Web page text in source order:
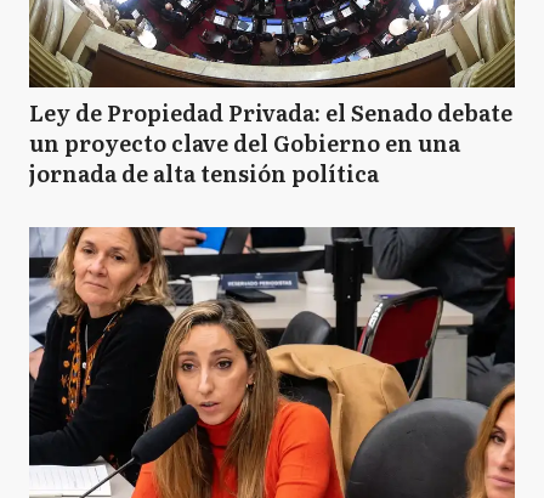
Ley de Propiedad Privada: el Senado debate
un proyecto clave del Gobierno en una
jornada de alta tensión política